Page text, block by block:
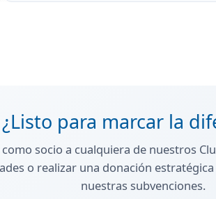
¿Listo para marcar la
socio a cualquiera de nuestros
o realizar una donación
nuestras subvenciones.